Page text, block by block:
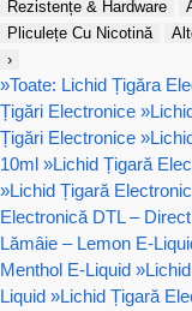
Rezistențe & Hardware
Pliculețe Cu Nicotină
›
»Toate: Lichid Țigăra
Țigări Electronice »
Țigări Electronice »
10ml »Lichid Țigară
»Lichid Țigară
Electronică DTL –
Lămâie – Lemon E-
Menthol E-Liquid »
Liquid »Lichid Țigară